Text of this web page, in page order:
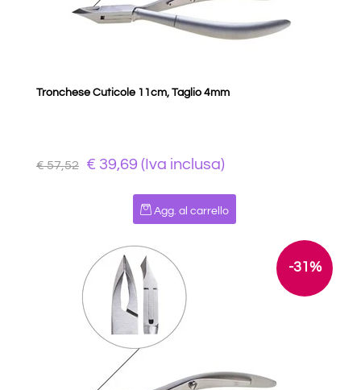
Tronchese Cuticole 11cm, Taglio 4mm
€ 57,52 € 39,69 (Iva inclusa)
Quantità
Agg. al carrello
-31%